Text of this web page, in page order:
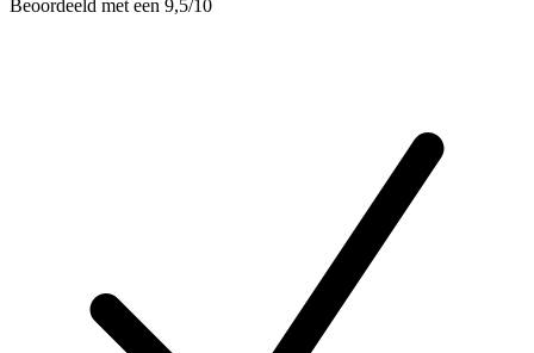
Beoordeeld met een 9,5/10